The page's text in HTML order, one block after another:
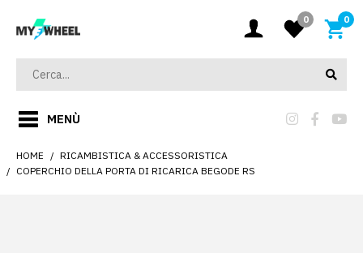
0 0
MENÙ
HOME
RICAMBISTICA & ACCESSORISTICA
COPERCHIO DELLA PORTA DI RICARICA BEGODE RS